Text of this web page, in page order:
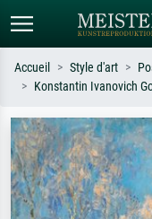
Recherchez par artiste, titre
ex. Monet, Nuit
impressionnisme, vague de
nu.
Accueil Style d'art
Konstantin Ivanovich